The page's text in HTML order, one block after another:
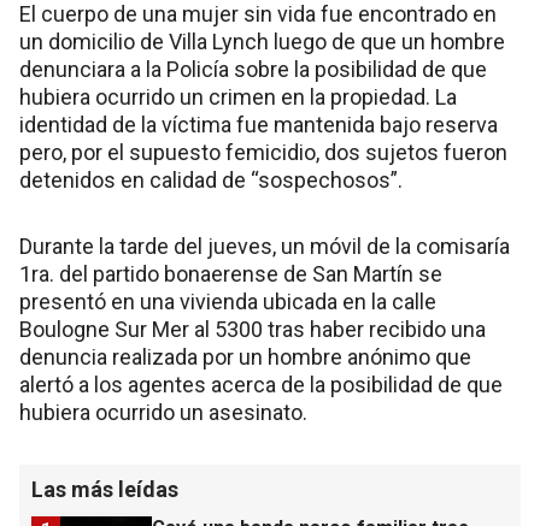
El cuerpo de una mujer sin vida fue encontrado en
un domicilio de Villa Lynch luego de que un hombre
denunciara a la Policía sobre la posibilidad de que
hubiera ocurrido un crimen en la propiedad. La
identidad de la víctima fue mantenida bajo reserva
pero, por el supuesto femicidio, dos sujetos fueron
detenidos en calidad de “sospechosos”.
Durante la tarde del jueves, un móvil de la comisaría
1ra. del partido bonaerense de San Martín se
presentó en una vivienda ubicada en la calle
Boulogne Sur Mer al 5300 tras haber recibido una
denuncia realizada por un hombre anónimo que
alertó a los agentes acerca de la posibilidad de que
hubiera ocurrido un asesinato.
Las más leídas